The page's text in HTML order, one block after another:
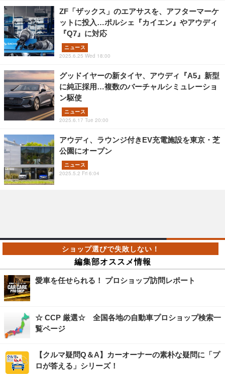
ZF「ザックス」のエアサスを、アフターマーケ
ットに投入…ポルシェ『カイエン』やアウディ
『Q7』に対応
ニュース
2025.6.25 Wed 18:00
グッドイヤーの新タイヤ、アウディ『A5』新型
に純正採用…複数のバーチャルシミュレーショ
ン駆使
ニュース
2025.6.17 Tue 20:00
アウディ、ラウンジ付きEV充電施設を東京・芝
公園にオープン
ニュース
2025.5.2 Fri 6:04
編集部オススメ情報
愛車を任せられる！ プロショップ訪問レポート
☆ CCP 厳選☆ 全国各地の自動車プロショップ検索一
覧ページ
【クルマ疑問Q＆A】カーオーナーの素朴な疑問に「プ
ロが答える」シリーズ！